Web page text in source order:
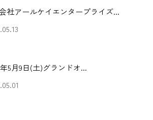
社アールケイエンタープライズ...
5月9日(土)グランドオ...